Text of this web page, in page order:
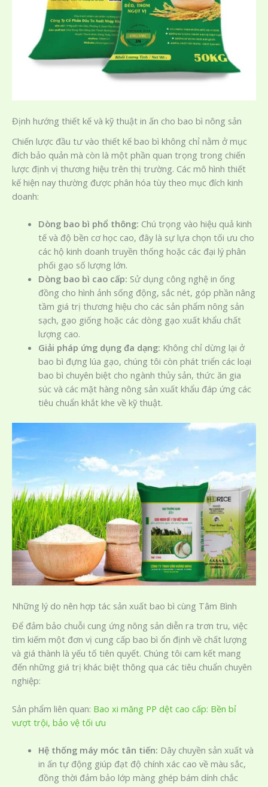
Định hướng thiết kế và kỹ thuật in ấn cho bao bì nông sản
Chiến lược đầu tư vào thiết kế bao bì không chỉ nằm ở mục
đích bảo quản mà còn là một phần quan trọng trong chiến
lược định vị thương hiệu trên thị trường. Các mô hình thiết
kế hiện nay thường được phân hóa tùy theo mục đích kinh
doanh:
Dòng bao bì phổ thông: Chú trọng vào hiệu quả kinh
tế và độ bền cơ học cao, đây là sự lựa chọn tối ưu cho
các hộ kinh doanh truyền thống hoặc các đại lý phân
phối gạo số lượng lớn.
Dòng bao bì cao cấp: Sử dụng công nghệ in ống
đồng cho hình ảnh sống động, sắc nét, góp phần nâng
tầm giá trị thương hiệu cho các sản phẩm nông sản
sạch, gạo giống hoặc các dòng gạo xuất khẩu chất
lượng cao.
Giải pháp ứng dụng đa dạng: Không chỉ dừng lại ở
bao bì đựng lúa gạo, chúng tôi còn phát triển các loại
bao bì chuyên biệt cho ngành thủy sản, thức ăn gia
súc và các mặt hàng nông sản xuất khẩu đáp ứng các
tiêu chuẩn khắt khe về kỹ thuật.
Những lý do nên hợp tác sản xuất bao bì cùng Tâm Bình
Để đảm bảo chuỗi cung ứng nông sản diễn ra trơn tru, việc
tìm kiếm một đơn vị cung cấp bao bì ổn định về chất lượng
và giá thành là yếu tố tiên quyết. Chúng tôi cam kết mang
đến những giá trị khác biệt thông qua các tiêu chuẩn chuyên
nghiệp:
Sản phẩm liên quan: Bao xi măng PP dệt cao cấp: Bền bỉ
vượt trội, bảo vệ tối ưu
Hệ thống máy móc tân tiến: Dây chuyền sản xuất và
in ấn tự động giúp đạt độ chính xác cao về màu sắc,
đồng thời đảm bảo lớp màng ghép bám dính chắc